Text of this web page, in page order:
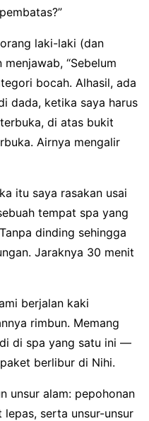
laki-laki (dan
“Sebelum
bocah. Alhasil, ada
dada, ketika saya harus
di atas bukit
Airnya mengalir
itu saya rasakan usai
tempat spa yang
dinding sehingga
Jaraknya 30 menit
berjalan kaki
rimbun. Memang
di spa yang satu ini —
berlibur di Nihi.
unsur alam: pepohonan
serta unsur-unsur